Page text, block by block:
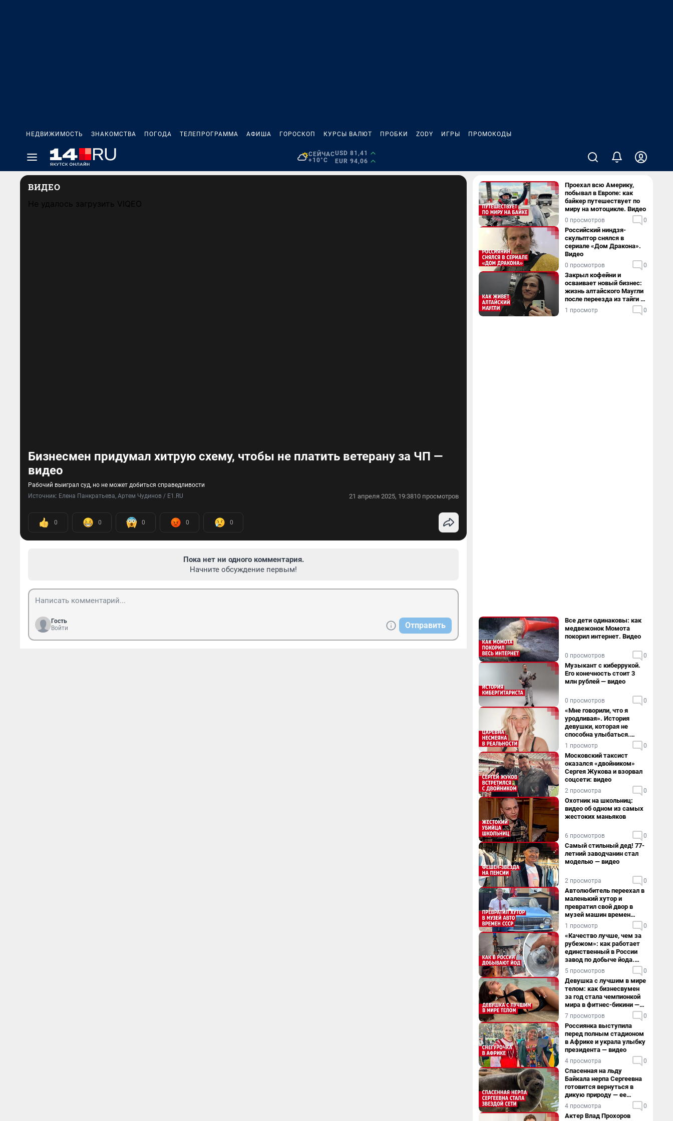
НЕДВИЖИМОСТЬ ЗНАКОМСТВА ПОГОДА ТЕЛЕПРОГРАММА АФИША ГОРОСКОП КУРСЫ ВАЛЮТ ПРОБКИ ZODY ИГРЫ ПРОМОКОДЫ
СЕЙЧАС
+10°C
USD 81,41
EUR 94,06
ВИДЕО
Не удалось загрузить VIQEO
Бизнесмен придумал хитрую схему, чтобы не платить ветерану за ЧП —
видео
Рабочий выиграл суд, но не может добиться справедливости
Источник: Елена Панкратьева, Артем Чудинов / E1.RU 21 апреля 2025, 19:3810 просмотров
0 0 0 0 0
Пока нет ни одного комментария.
Начните обсуждение первым!
Гость
Войти
Отправить
Проехал всю Америку,
побывал в Европе: как
байкер путешествует по
миру на мотоцикле. Видео
0 просмотров 0
Российский ниндзя-
скульптор снялся в
сериале «Дом Дракона».
Видео
0 просмотров 0
Закрыл кофейни и
осваивает новый бизнес:
жизнь алтайского Маугли
после переезда из тайги в
столицу
1 просмотр 0
Все дети одинаковы: как
медвежонок Момота
покорил интернет. Видео
0 просмотров 0
Музыкант с киберрукой.
Его конечность стоит 3
млн рублей — видео
0 просмотров 0
«Мне говорили, что я
уродливая». История
девушки, которая не
способна улыбаться.
Видео
1 просмотр 0
Московский таксист
оказался «двойником»
Сергея Жукова и взорвал
соцсети: видео
2 просмотра 0
Охотник на школьниц:
видео об одном из самых
жестоких маньяков
6 просмотров 0
Самый стильный дед! 77-
летний заводчанин стал
моделью — видео
2 просмотра 0
Автолюбитель переехал в
маленький хутор и
превратил свой двор в
музей машин времен
СССР. Видео
1 просмотр 0
«Качество лучше, чем за
рубежом»: как работает
единственный в России
завод по добыче йода.
Видео
5 просмотров 0
Девушка с лучшим в мире
телом: как бизнесвумен
за год стала чемпионкой
мира в фитнес-бикини —
видео
7 просмотров 0
Россиянка выступила
перед полным стадионом
в Африке и украла улыбку
президента — видео
4 просмотра 0
Спасенная на льду
Байкала нерпа Сергеевна
готовится вернуться в
дикую природу — ее
видеоистория
4 просмотра 0
Актер Влад Прохоров